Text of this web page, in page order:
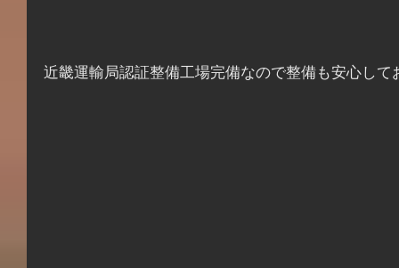
近畿運輸局認証整備工場完備なので整備も安心して